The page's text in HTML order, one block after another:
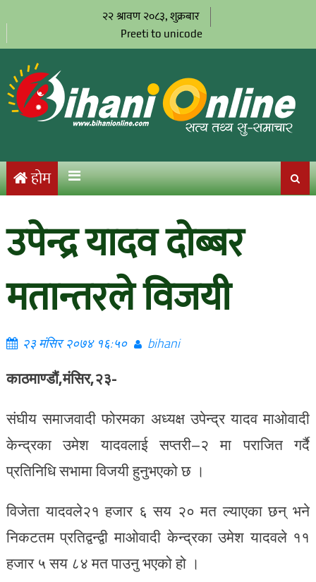
२२ श्रावण २०८३, शुक्रबार
Preeti to unicode
होम
उपेन्द्र यादव दोब्बर
मतान्तरले विजयी
२३ मंसिर २०७४ १६:५० bihani
काठमाण्डौं,मंसिर,२३-
संघीय समाजवादी फोरमका अध्यक्ष उपेन्द्र यादव माओवादी
केन्द्रका उमेश यादवलाई सप्तरी–२ मा पराजित गर्दै
प्रतिनिधि सभामा विजयी हुनुभएको छ ।
विजेता यादवले२१ हजार ६ सय २० मत ल्याएका छन् भने
निकटतम प्रतिद्वन्द्वी माओवादी केन्द्रका उमेश यादवले ११
हजार ५ सय ८४ मत पाउनु भएको हो ।